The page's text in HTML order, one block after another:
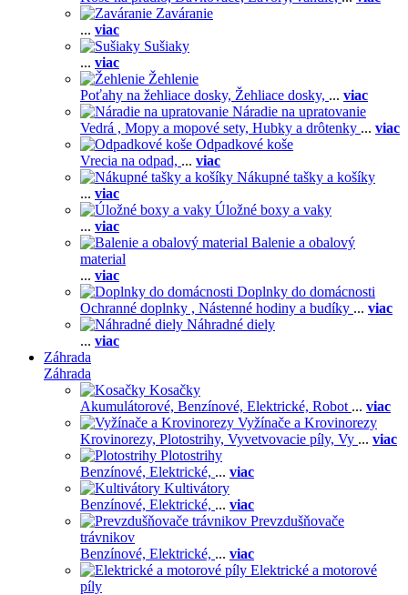
Zaváranie
... viac
Sušiaky
... viac
Žehlenie
Poťahy na žehliace dosky, Žehliace dosky, ... viac
Náradie na upratovanie
Vedrá , Mopy a mopové sety, Hubky a drôtenky ... viac
Odpadkové koše
Vrecia na odpad, ... viac
Nákupné tašky a košíky
... viac
Úložné boxy a vaky
... viac
Balenie a obalový
material
... viac
Doplnky do domácnosti
Ochranné doplnky , Nástenné hodiny a budíky ... viac
Náhradné diely
... viac
Záhrada
Záhrada
Kosačky
Akumulátorové, Benzínové, Elektrické, Robot ... viac
Vyžínače a Krovinorezy
Krovinorezy, Plotostrihy, Vyvetvovacie píly, Vy ... viac
Plotostrihy
Benzínové, Elektrické, ... viac
Kultivátory
Benzínové, Elektrické, ... viac
Prevzdušňovače
trávnikov
Benzínové, Elektrické, ... viac
Elektrické a motorové
píly